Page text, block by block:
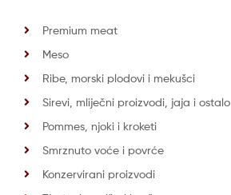
Premium meat
Meso
Ribe, morski plodovi i mekušci
Sirevi, mliječni proizvodi, jaja i ostalo
Pommes, njoki i kroketi
Smrznuto voće i povrće
Konzervirani proizvodi